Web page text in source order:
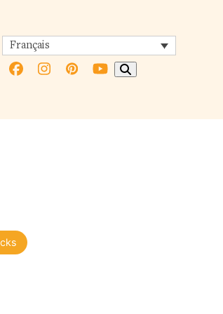
Français
FacebookInstagram
PinterestYouTube